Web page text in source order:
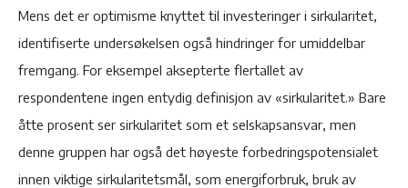
Mens det er optimisme knyttet til investeringer i sirkularitet,
identifiserte undersøkelsen også hindringer for umiddelbar
fremgang. For eksempel aksepterte flertallet av
respondentene ingen entydig definisjon av «sirkularitet.» Bare
åtte prosent ser sirkularitet som et selskapsansvar, men
denne gruppen har også det høyeste forbedringspotensialet
innen viktige sirkularitetsmål, som energiforbruk, bruk av